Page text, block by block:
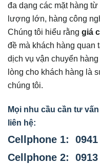
đa dạng các mặt hàng
lượng lớn, hàng công
Chúng tôi hiểu rằng giá
đề mà khách hàng quan
dịch vụ vận chuyển
lòng cho khách hàng là
chúng tôi.
Mọi nhu cầu cần tư
liên hệ:
Cellphone 1:
Cellphone 2: 0913